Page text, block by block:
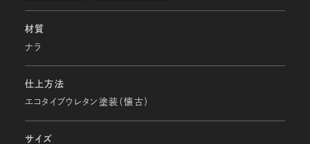
材質
ナラ
仕上方法
エコタイプウレタン塗装（懐古）
サイズ